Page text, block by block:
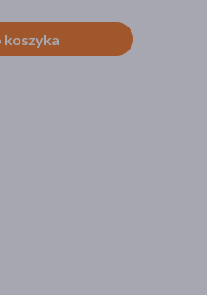
koszyka